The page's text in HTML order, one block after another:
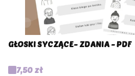
GŁOSKI SYCZĄCE- ZDANIA - PDF
Cena promocyjna
7,50 zł